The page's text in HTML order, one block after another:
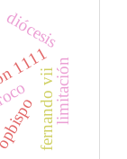
1111
diócesis
limitación
fernando vii